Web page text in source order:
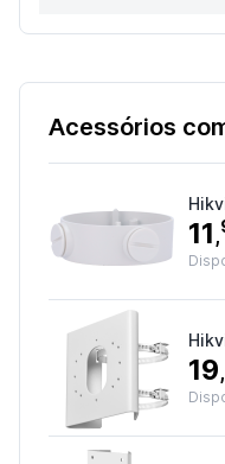
Acessórios
11 ,
19,